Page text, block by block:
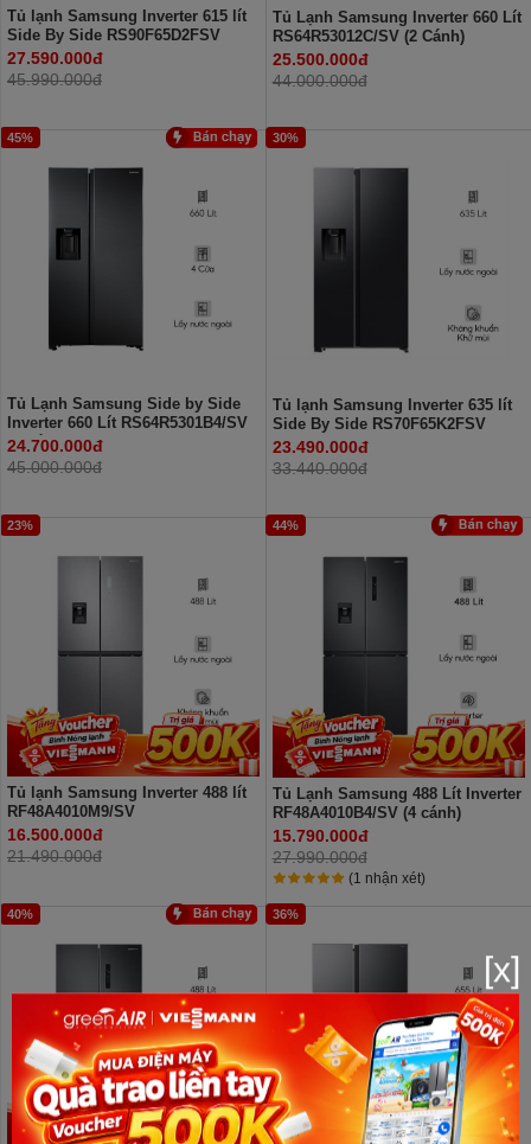
Tủ lạnh Samsung Inverter 615 lít
Side By Side RS90F65D2FSV
27.590.000đ
45.990.000đ
Tủ Lạnh Samsung Inverter 660 Lít
RS64R53012C/SV (2 Cánh)
25.500.000đ
44.000.000đ
45%
Tủ Lạnh Samsung Side by Side
Inverter 660 Lít RS64R5301B4/SV
(2 Cánh)
24.700.000đ
45.000.000đ
30%
Tủ lạnh Samsung Inverter 635 lít
Side By Side RS70F65K2FSV
23.490.000đ
33.440.000đ
23%
Tủ lạnh Samsung Inverter 488 lít
RF48A4010M9/SV
16.500.000đ
21.490.000đ
44%
Tủ Lạnh Samsung 488 Lít Inverter
RF48A4010B4/SV (4 cánh)
15.790.000đ
27.990.000đ
(1 nhận xét)
40% 36%
[x]